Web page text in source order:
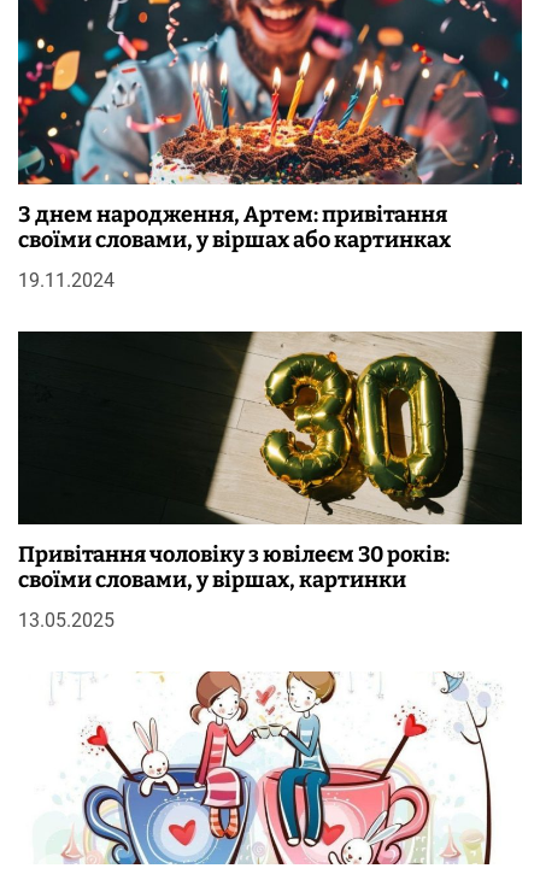
З днем народження, Артем: привітання
своїми словами, у віршах або картинках
19.11.2024
Привітання чоловіку з ювілеєм 30 років:
своїми словами, у віршах, картинки
13.05.2025